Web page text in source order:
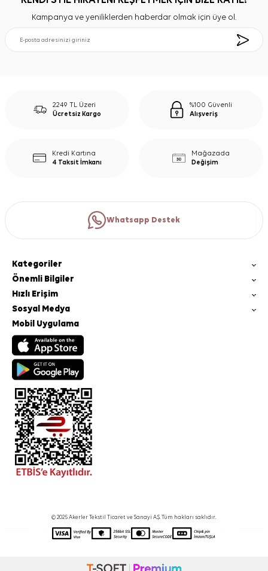
Kampanya ve yeniliklerden haberdar olmak için üye ol.
2249 TL Üzeri
Ücretsiz Kargo
%100 Güvenli
Alışveriş
Kredi Kartına
4 Taksit İmkanı
Mağazada
Değişim
Whatsapp Destek
Kategoriler
Önemli Bilgiler
Hızlı Erişim
Sosyal Medya
Mobil Uygulama
© 2025 Akerler Tekstil Ticaret ve Sanayi A.Ş. Tüm hakları saklıdır.